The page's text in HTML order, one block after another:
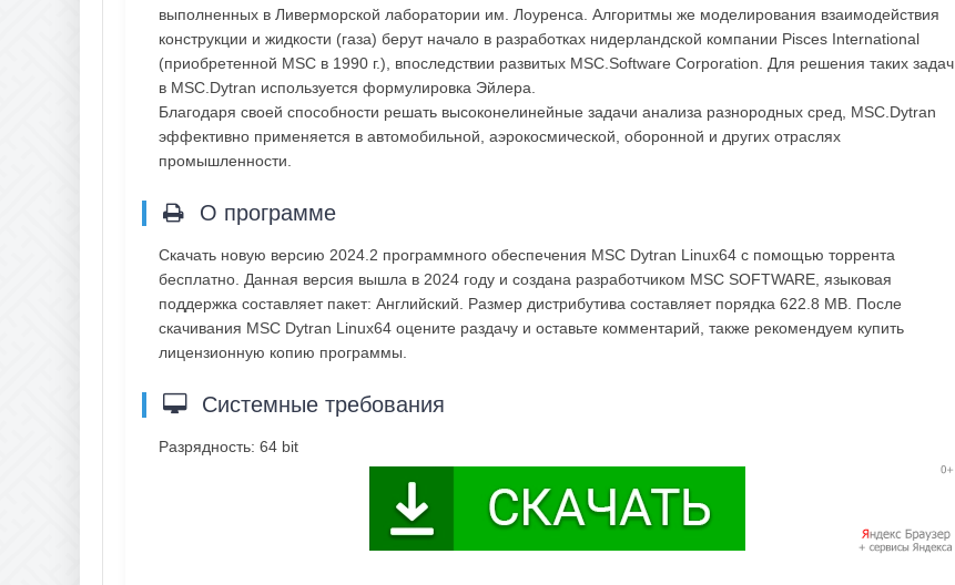
выполненных в Ливерморской лаборатории им. Лоуренса. Алгоритмы же моделирования взаимодействия
конструкции и жидкости (газа) берут начало в разработках нидерландской компании Pisces International
(приобретенной MSC в 1990 г.), впоследствии развитых MSC.Software Corporation. Для решения таких задач
в MSC.Dytran используется формулировка Эйлера.
Благодаря своей способности решать высоконелинейные задачи анализа разнородных сред, MSC.Dytran
эффективно применяется в автомобильной, аэрокосмической, оборонной и других отраслях
промышленности.
О программе
Скачать новую версию 2024.2 программного обеспечения MSC Dytran Linux64 с помощью торрента
бесплатно. Данная версия вышла в 2024 году и создана разработчиком MSC SOFTWARE, языковая
поддержка составляет пакет: Английский. Размер дистрибутива составляет порядка 622.8 MB. После
скачивания MSC Dytran Linux64 оцените раздачу и оставьте комментарий, также рекомендуем купить
лицензионную копию программы.
Системные требования
Разрядность: 64 bit